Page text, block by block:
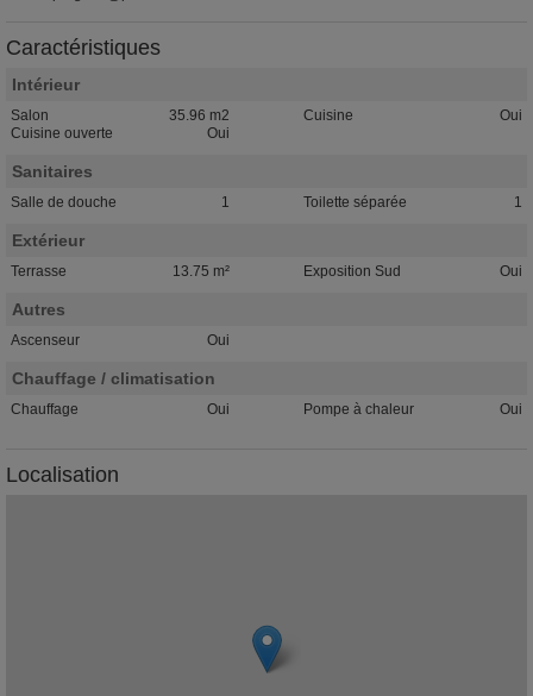
Caractéristiques
Intérieur
Salon 35.96 m2 Cuisine
Oui
Cuisine ouverte
Oui
Sanitaires
Salle de douche 1 Toilette séparée 1
Extérieur
Terrasse 13.75 m² Exposition Sud Oui
Autres
Ascenseur Oui
Chauffage / climatisation
Chauffage Oui Pompe à chaleur Oui
Localisation